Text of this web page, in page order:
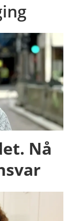
Nå